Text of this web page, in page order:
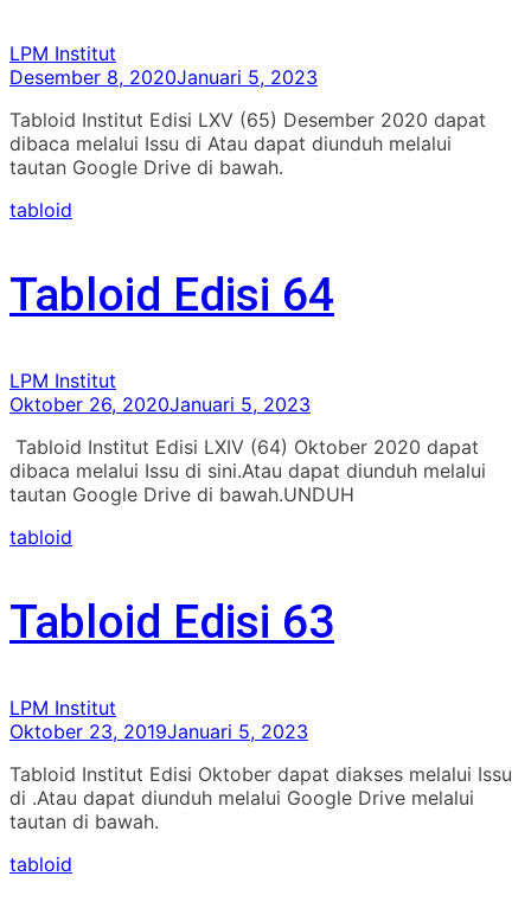
LPM Institut
Desember 8, 2020Januari 5, 2023
Tabloid Institut Edisi LXV (65) Desember 2020 dapat
dibaca melalui Issu di Atau dapat diunduh melalui
tautan Google Drive di bawah.
tabloid
Tabloid Edisi 64
LPM Institut
Oktober 26, 2020Januari 5, 2023
Tabloid Institut Edisi LXIV (64) Oktober 2020 dapat
dibaca melalui Issu di sini.Atau dapat diunduh melalui
tautan Google Drive di bawah.UNDUH
tabloid
Tabloid Edisi 63
LPM Institut
Oktober 23, 2019Januari 5, 2023
Tabloid Institut Edisi Oktober dapat diakses melalui Issu
di .Atau dapat diunduh melalui Google Drive melalui
tautan di bawah.
tabloid